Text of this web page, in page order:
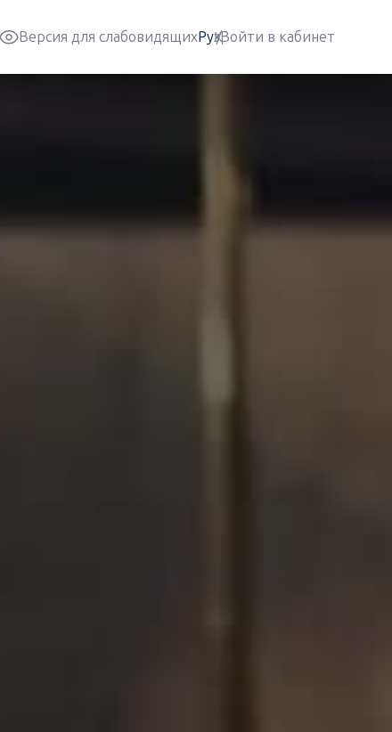
Версия для слабовидящихРуҚзВойти в кабинет